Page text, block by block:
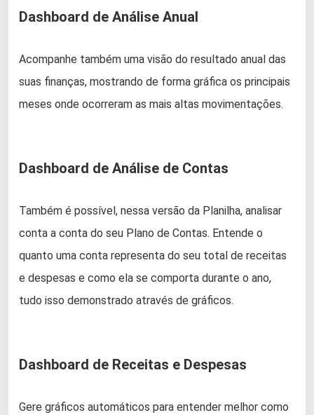
Dashboard de Análise Anual
Acompanhe também uma visão do resultado anual das
suas finanças, mostrando de forma gráfica os principais
meses onde ocorreram as mais altas movimentações.
Dashboard de Análise de Contas
Também é possível, nessa versão da Planilha, analisar
conta a conta do seu Plano de Contas. Entende o
quanto uma conta representa do seu total de receitas
e despesas e como ela se comporta durante o ano,
tudo isso demonstrado através de gráficos.
Dashboard de Receitas e Despesas
Gere gráficos automáticos para entender melhor como